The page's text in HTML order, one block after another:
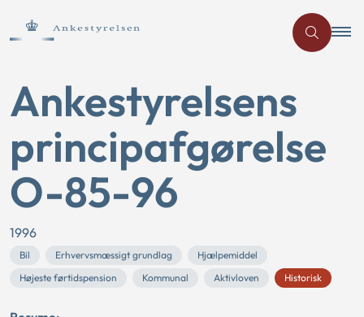
Ankestyrelsens
principafgørelse
O-85-96
1996
Bil Erhvervsmæssigt grundlag
Hjælpemiddel
Højeste førtidspension
Kommunal Aktivloven Historisk